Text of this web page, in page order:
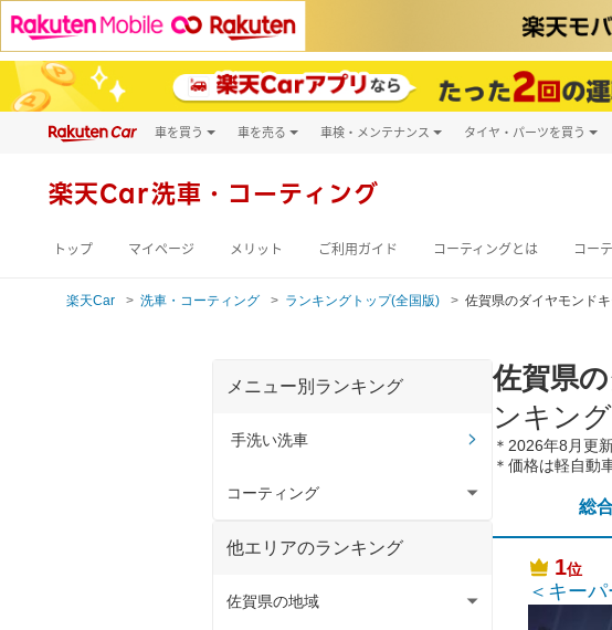
車を買う
新車
車を売る 車検・メンテナンス
キズ修理予約
洗車・コーティング予約
タイヤ・パーツを買う
楽天Car洗車・コーティング
トップ マイページ メリット ご利用ガイド コーティングとは コー
楽天Car 洗車・コーティング ランキングトップ(全国版) 佐賀県のダイヤモンド
佐賀県
ンキング
＊2026年8月更
＊価格は軽自動
総
1位
＜キー
メニュー別ランキング
手洗い洗車
コーティング
コーティング全て
ピュアキーパー
他エリアのランキング
佐賀県の地域